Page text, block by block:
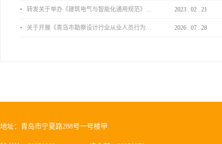
转发关于举办《建筑电气与智能化通用规范》 GB55024-2022公益宣贯的通知 2023 . 02 . 21
关于开展《青岛市勘察设计行业从业人员行为导则》、《青岛市住宅工程设计审查品质提升指引（2026版）》宣贯活动的通知 2026 . 07 . 28
地址：青岛市宁夏路288号一号楼甲